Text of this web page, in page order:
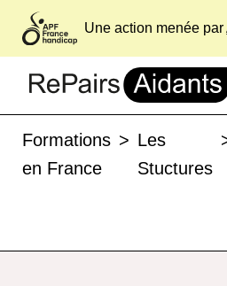
Une action menée par
Formations
en France
> Les
Stuctures